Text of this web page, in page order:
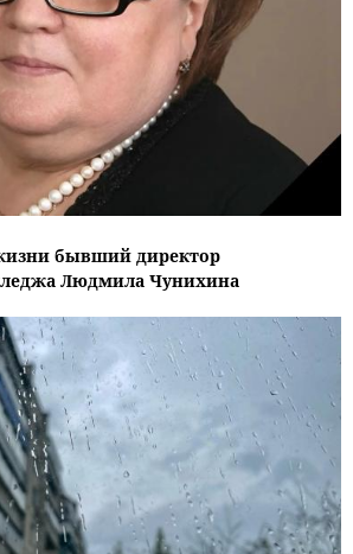
бывший директор
Людмила Чунихина